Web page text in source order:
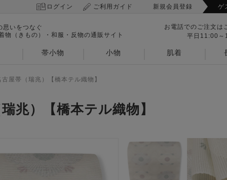
ログイン ご利用ガイド 新規会員登録 ゲ
思いをつなぐ
物（きもの）・和服・反物の通販サイト
お電話でのご注文は
平日11:00～
帯小物 小物 肌着
屋帯（瑞兆）【橋本テル織物】
兆）【橋本テル織物】